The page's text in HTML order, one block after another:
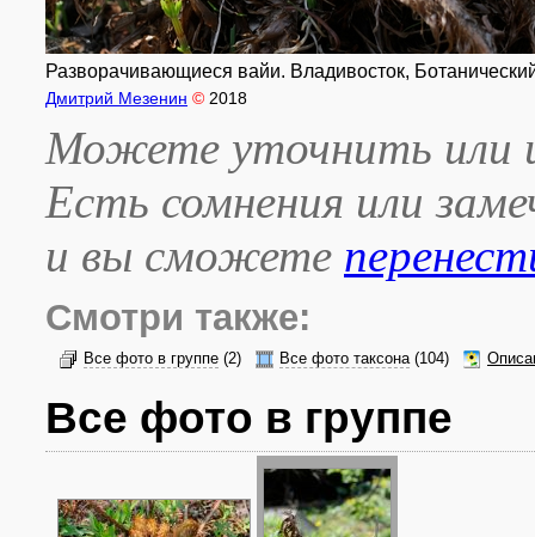
Разворачивающиеся вайи. Владивосток,
Дмитрий Мезенин © 2018
Можете уточнить или
Есть сомнения или
и вы сможете
Смотри также:
Все фото в группе (2) Все фото таксона(104)
Все фото в группе